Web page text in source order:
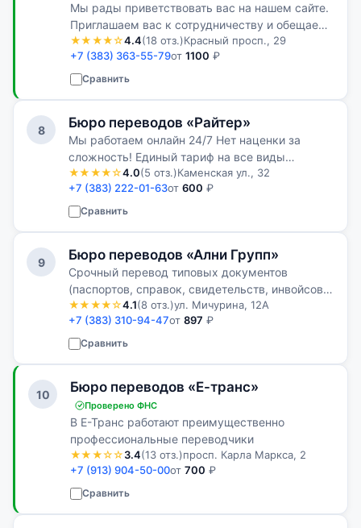
Мы рады приветствовать вас на нашем сайте.
Приглашаем вас к сотрудничеству и обещаем
сделать все, что в наших силах, чтобы это
сотрудничество принесло вам
удовлетворение.
★★★★☆4.4(18 отз.)Красный просп., 29
+7 (383) 363-55-79от 1100 ₽
Сравнить
8 Бюро переводов «Райтер»
Мы работаем онлайн 24/7 Нет наценки за
сложность! Единый тариф на все виды
письменного перевода За чашкой кофе мы
обсудим все Ваши требования и найдем
оптимальный вариант сотрудничества
★★★★☆4.0(5 отз.)Каменская ул., 32
+7 (383) 222-01-63от 600 ₽
Сравнить
9 Бюро переводов «Ални Групп»
Срочный перевод типовых документов
(паспортов, справок, свидетельств, инвойсов и
т. п.)
★★★★☆4.1(8 отз.)ул. Мичурина, 12А
+7 (383) 310-94-47от 897 ₽
Сравнить
10 Бюро переводов «Е-транс»
Проверено ФНС
В Е-Транс работают преимущественно
профессиональные переводчики
★★★☆☆3.4(13 отз.)просп. Карла Маркса, 2
+7 (913) 904-50-00от 700 ₽
Сравнить